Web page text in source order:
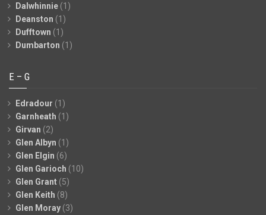
Dalwhinnie (1)
Deanston (1)
Dufftown (1)
Dumbarton (1)
E – G
Edradour (1)
Garnheath (1)
Girvan (2)
Glen Albyn (1)
Glen Elgin (6)
Glen Garioch (10)
Glen Grant (5)
Glen Keith (8)
Glen Moray (3)